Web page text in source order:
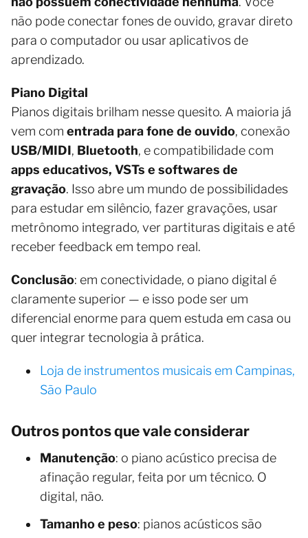
não pode conectar fones de ouvido, gravar direto
para o computador ou usar aplicativos de
aprendizado.
Piano Digital
Pianos digitais brilham nesse quesito. A maioria já
vem com entrada para fone de ouvido, conexão
USB/MIDI, Bluetooth, e compatibilidade com
apps educativos, VSTs e softwares de
gravação. Isso abre um mundo de possibilidades
para estudar em silêncio, fazer gravações, usar
metrônomo integrado, ver partituras digitais e até
receber feedback em tempo real.
Conclusão: em conectividade, o piano digital é
claramente superior — e isso pode ser um
diferencial enorme para quem estuda em casa ou
quer integrar tecnologia à prática.
Loja de instrumentos musicais em Campinas,
São Paulo
Outros pontos que vale considerar
Manutenção: o piano acústico precisa de
afinação regular, feita por um técnico. O
digital, não.
Tamanho e peso: pianos acústicos são